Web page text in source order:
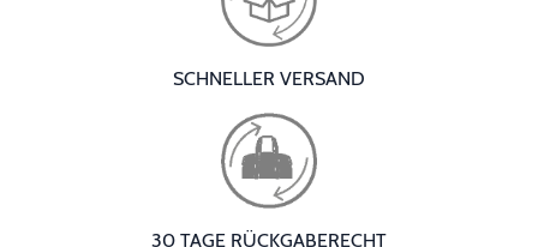
SCHNELLER VERSAND
30 TAGE RÜCKGABERECHT